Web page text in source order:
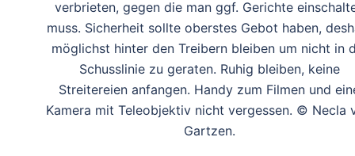
verbrieten, gegen die man ggf. Gerichte
muss. Sicherheit sollte oberstes Gebot haben,
möglichst hinter den Treibern bleiben um nicht in
Schusslinie zu geraten. Ruhig bleiben, keine
Streitereien anfangen. Handy zum Filmen und
Kamera mit Teleobjektiv nicht vergessen. © Necla
Gartzen.